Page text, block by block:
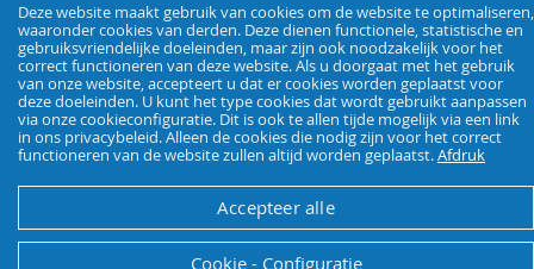
© Agrarking. Alle rechten voorbehouden.
Algemene voorwaardenPrivacybeleid HerroepingsrechtColofon
Deze website maakt gebruik van cookies om de website te optimaliseren,
waaronder cookies van derden. Deze dienen functionele, statistische en
gebruiksvriendelijke doeleinden, maar zijn ook noodzakelijk voor het
correct functioneren van deze website. Als u doorgaat met het gebruik
van onze website, accepteert u dat er cookies worden geplaatst voor
deze doeleinden. U kunt het type cookies dat wordt gebruikt aanpassen
via onze cookieconfiguratie. Dit is ook te allen tijde mogelijk via een link
in ons privacybeleid. Alleen de cookies die nodig zijn voor het correct
functioneren van de website zullen altijd worden geplaatst.Afdruk
Accepteer alle
Cookie - Configuratie